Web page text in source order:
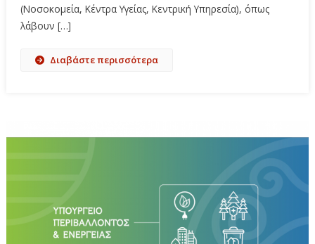
(Νοσοκομεία, Κέντρα Υγείας, Κεντρική Υπηρεσία), όπως
λάβουν […]
Διαβάστε περισσότερα